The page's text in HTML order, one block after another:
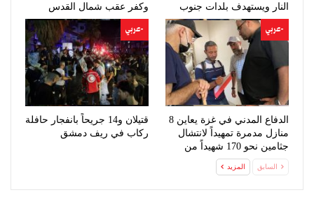
النار ويستهدف بلدات جنوب
لبنان
وكفر عقب شمال القدس
-عربي
الدفاع المدني في غزة يعاين 8
منازل مدمرة تمهيداً لانتشال
جثامين نحو 170 شهيداً من
-عربي
قتيلان و14 جريحاً بانفجار حافلة
ركاب في ريف دمشق
السابق المزيد